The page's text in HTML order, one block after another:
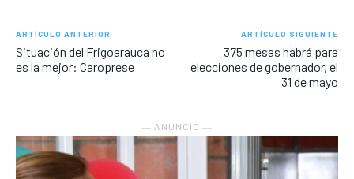
ARTÍCULO ANTERIOR
Situación del Frigoarauca no
es la mejor: Caroprese
ARTÍCULO SIGUIENTE
375 mesas habrá para
elecciones de gobernador, el
31 de mayo
― ANUNCIO ―